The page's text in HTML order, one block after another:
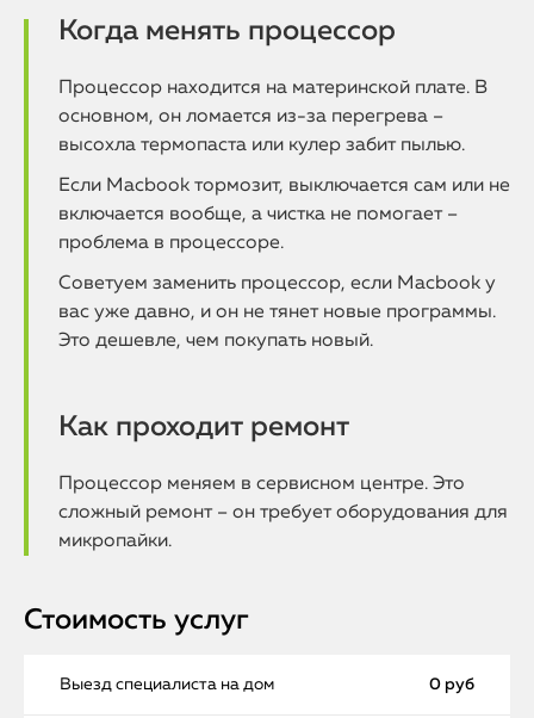
Когда менять процессор
Процессор находится на материнской плате. В
основном, он ломается из-за перегрева –
высохла термопаста или кулер забит пылью.
Если Macbook тормозит, выключается сам или не
включается вообще, а чистка не помогает –
проблема в процессоре.
Советуем заменить процессор, если Macbook у
вас уже давно, и он не тянет новые программы.
Это дешевле, чем покупать новый.
Как проходит ремонт
Процессор меняем в сервисном центре. Это
сложный ремонт – он требует оборудования для
микропайки.
Стоимость услуг
Выезд специалиста на дом 0 руб